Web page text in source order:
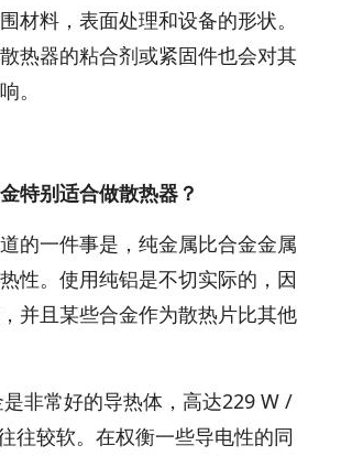
材料，表面处理和设备的形状。
热器的粘合剂或紧固件也会对其
。
特别适合做散热器？
的一件事是，纯金属比合金金属
性。使用纯铝是不切实际的，因
并且某些合金作为散热片比其他
非常好的导热体，高达229 W /
往往较软。在权衡一些导电性的同